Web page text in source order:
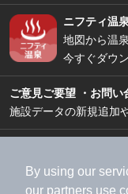
By using our
our partners use
ニフティ温
地図から温
今すぐダウ
ご意見ご要望 ・お問い
施設データの新規追加
加盟店募集